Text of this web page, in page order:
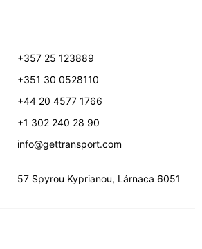
+357 25 123889
+351 30 0528110
+44 20 4577 1766
+1 302 240 28 90
info@gettransport.com
57 Spyrou Kyprianou, Lárnaca 6051